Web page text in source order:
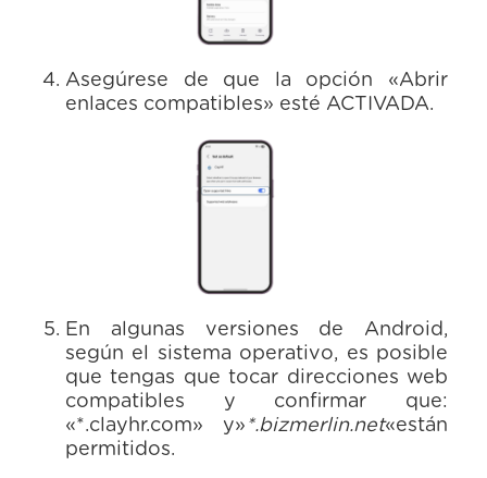
Asegúrese de que la opción «Abrir
enlaces compatibles» esté ACTIVADA.
En algunas versiones de Android,
según el sistema operativo, es posible
que tengas que tocar direcciones web
compatibles y confirmar que:
«*.clayhr.com» y» *.bizmerlin.net«están
permitidos.